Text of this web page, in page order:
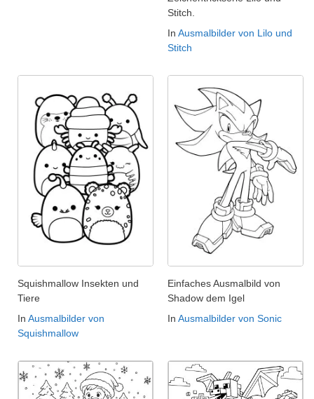
Stitch.
In Ausmalbilder von Lilo und
Stitch
Squishmallow Insekten und
Tiere
In Ausmalbilder von
Squishmallow
Einfaches Ausmalbild von
Shadow dem Igel
In Ausmalbilder von Sonic